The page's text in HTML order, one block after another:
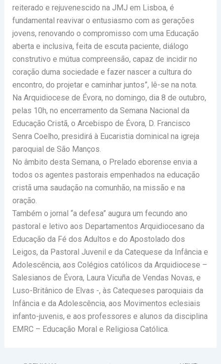
reiterado e rejuvenescido na JMJ em Lisboa, é
fundamental reavivar o entusiasmo com as gerações
jovens, renovando o compromisso com uma Educação
aberta e inclusiva, feita de escuta paciente, diálogo
construtivo e mútua compreensão, capaz de incidir no
coração duma sociedade e fazer nascer a cultura do
encontro, do projetar e caminhar juntos”, lê-se na nota.
Na Arquidiocese de Évora, no domingo, dia 8 de outubro,
pelas 10h, no encerramento da Semana Nacional da
Educação Cristã, o Arcebispo de Évora, D. Francisco
Senra Coelho, presidirá à Eucaristia dominical na igreja
paroquial de São Manços.
No âmbito desta Semana, o Prelado eborense envia a
todos os agentes pastorais empenhados na educação
cristã uma saudação na comunhão, na missão e na
oração.
Também o jornal “a defesa” augura um fecundo ano
pastoral e letivo aos Departamentos Arquidiocesano da
Educação da Fé dos Adultos e do Apostolado dos
Leigos, da Pastoral Juvenil e da Catequese da Infância e
Adolescência, aos Colégios católicos da Arquidiocese –
Salesianos de Évora, Laura Vicuña de Vendas Novas, e
Luso-Britânico de Elvas -, às Catequeses paroquiais da
Infância e da Adolescência, aos Movimentos eclesiais
infanto-juvenis, e aos professores e alunos da disciplina
EMRC – Educação Moral e Religiosa Católica.